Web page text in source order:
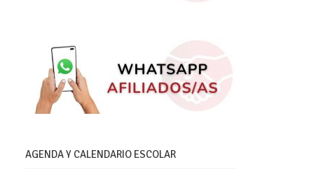
AGENDA Y CALENDARIO ESCOLAR